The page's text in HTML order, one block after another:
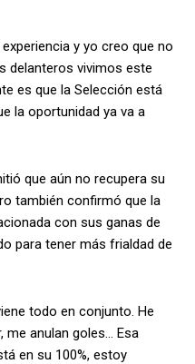
y yo creo que no
delanteros vivimos este
es que la Selección está
la oportunidad ya va a
que aún no recupera su
también confirmó que la
con sus ganas de
para tener más frialdad de
todo en conjunto. He
anulan goles… Esa
en su 100%, estoy